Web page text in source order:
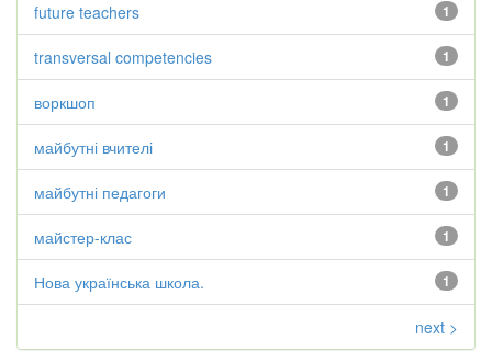
1
future teachers
1
transversal competencies
1
воркшоп
1
майбутні вчителі
1
майбутні педагоги
1
майстер-клас
1
Нова українська школа.
next >